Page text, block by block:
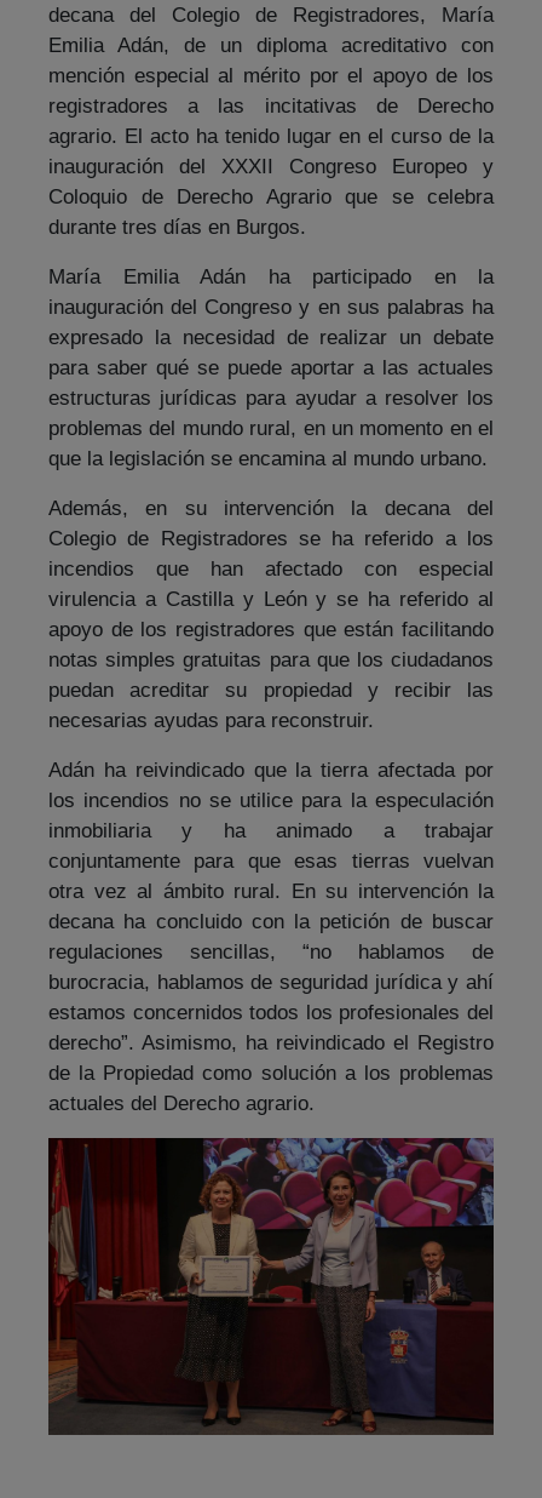
decana del Colegio de Registradores, María
Emilia Adán, de un diploma acreditativo con
mención especial al mérito por el apoyo de los
registradores a las incitativas de Derecho
agrario. El acto ha tenido lugar en el curso de la
inauguración del XXXII Congreso Europeo y
Coloquio de Derecho Agrario que se celebra
durante tres días en Burgos.
María Emilia Adán ha participado en la
inauguración del Congreso y en sus palabras ha
expresado la necesidad de realizar un debate
para saber qué se puede aportar a las actuales
estructuras jurídicas para ayudar a resolver los
problemas del mundo rural, en un momento en el
que la legislación se encamina al mundo urbano.
Además, en su intervención la decana del
Colegio de Registradores se ha referido a los
incendios que han afectado con especial
virulencia a Castilla y León y se ha referido al
apoyo de los registradores que están facilitando
notas simples gratuitas para que los ciudadanos
puedan acreditar su propiedad y recibir las
necesarias ayudas para reconstruir.
Adán ha reivindicado que la tierra afectada por
los incendios no se utilice para la especulación
inmobiliaria y ha animado a trabajar
conjuntamente para que esas tierras vuelvan
otra vez al ámbito rural. En su intervención la
decana ha concluido con la petición de buscar
regulaciones sencillas, “no hablamos de
burocracia, hablamos de seguridad jurídica y ahí
estamos concernidos todos los profesionales del
derecho”. Asimismo, ha reivindicado el Registro
de la Propiedad como solución a los problemas
actuales del Derecho agrario.